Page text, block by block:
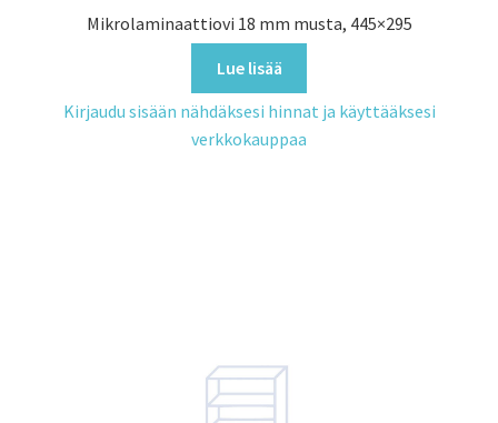
Mikrolaminaattiovi 18 mm musta, 445×295
Lue lisää
Kirjaudu sisään nähdäksesi hinnat ja käyttääksesi
verkkokauppaa